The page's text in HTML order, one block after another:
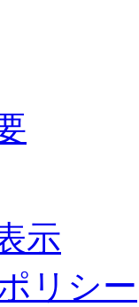
示
リシー